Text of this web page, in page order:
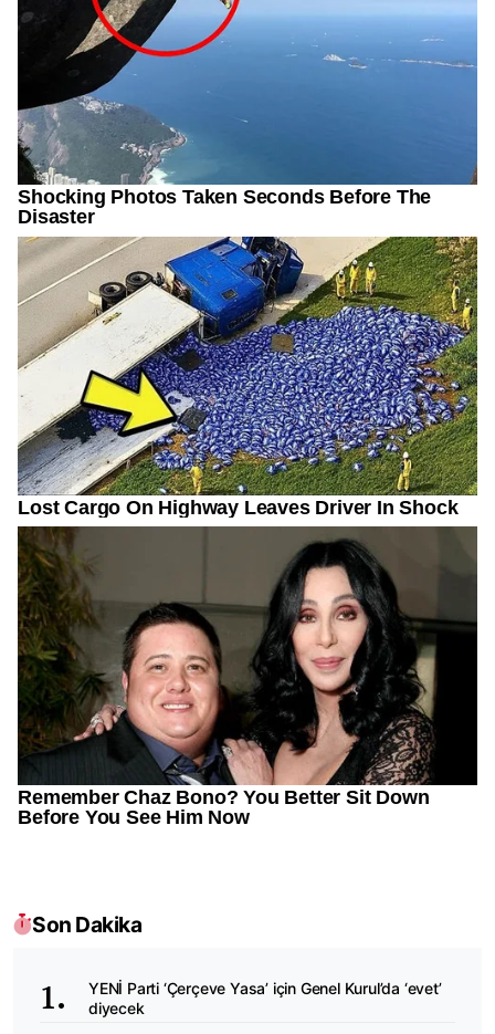
Son Dakika
YENİ Parti ‘Çerçeve Yasa’ için Genel Kurul’da ‘evet’
diyecek